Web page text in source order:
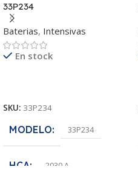
33P234
Baterias, Intensivas
En stock
SKU: 33P234
MODELO 33P234
HCA 2030 A